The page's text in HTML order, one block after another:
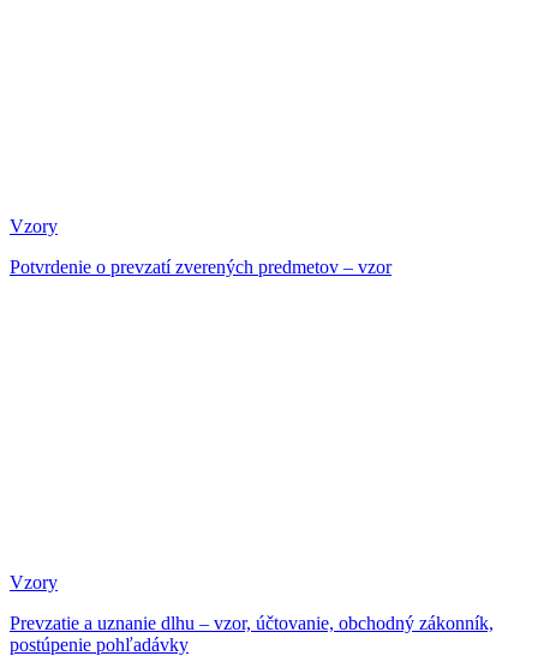
Vzory
Potvrdenie o prevzatí zverených predmetov – vzor
Vzory
Prevzatie a uznanie dlhu – vzor, účtovanie, obchodný zákonník,
postúpenie pohľadávky